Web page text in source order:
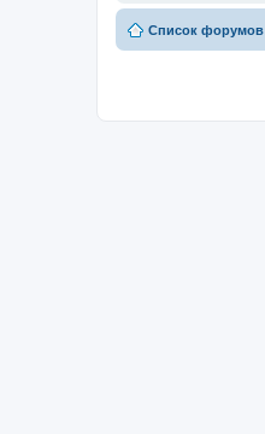
Список форумов